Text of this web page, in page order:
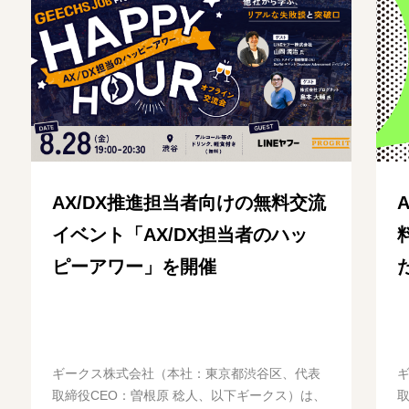
AX/DX推進担当者向けの無料交流
イベント「AX/DX担当者のハッ
ピーアワー」を開催
ギークス株式会社（本社：東京都渋谷区、代表
取締役CEO：曽根原 稔人、以下ギークス）は、